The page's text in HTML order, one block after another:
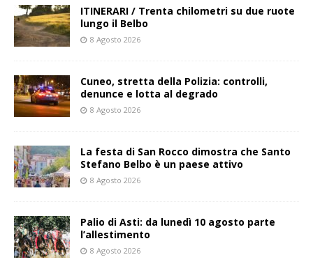
ITINERARI / Trenta chilometri su due ruote
lungo il Belbo
8 Agosto 2026
Cuneo, stretta della Polizia: controlli,
denunce e lotta al degrado
8 Agosto 2026
La festa di San Rocco dimostra che Santo
Stefano Belbo è un paese attivo
8 Agosto 2026
Palio di Asti: da lunedì 10 agosto parte
l’allestimento
8 Agosto 2026